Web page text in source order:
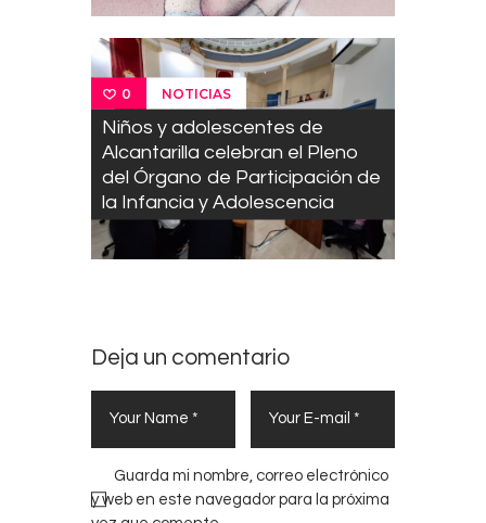
0 NOTICIAS
Niños y adolescentes de
Alcantarilla celebran el Pleno
del Órgano de Participación de
la Infancia y Adolescencia
Deja un comentario
Guarda mi nombre, correo electrónico
y web en este navegador para la próxima